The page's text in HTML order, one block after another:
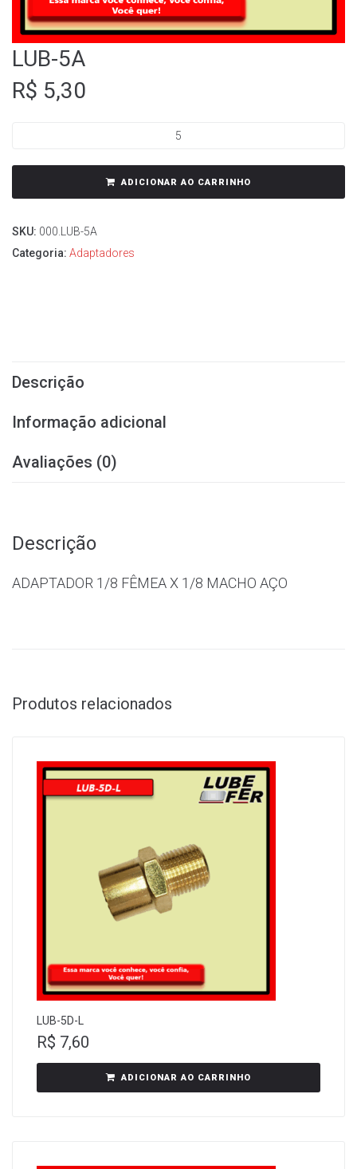
LUB-5A
R$ 5,30
ADICIONAR AO CARRINHO
SKU: 000.LUB-5A
Categoria: Adaptadores
Descrição
Informação adicional
Avaliações (0)
Descrição
ADAPTADOR 1/8 FÊMEA X 1/8 MACHO AÇO
Produtos relacionados
LUB-5D-L
R$ 7,60
ADICIONAR AO CARRINHO